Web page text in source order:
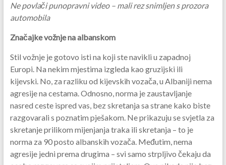
Ne povlači punopravni video – mali rez snimljen s prozora
automobila
Značajke vožnje na albanskom
Stil vožnje je gotovo isti na koji ste navikli u zapadnoj
Europi. Na nekim mjestima izgleda kao gruzijski ili
kijevski. No, za razliku od kijevskih vozača, u Albaniji nema
agresije na cestama. Odnosno, norma je zaustavljanje
nasred ceste ispred vas, bez skretanja sa strane kako biste
razgovarali s poznatim pješakom. Ne prikazuju se svjetla za
skretanje prilikom mijenjanja traka ili skretanja – to je
norma za 90 posto albanskih vozača. Međutim, nema
agresije jedni prema drugima – svi samo strpljivo čekaju da